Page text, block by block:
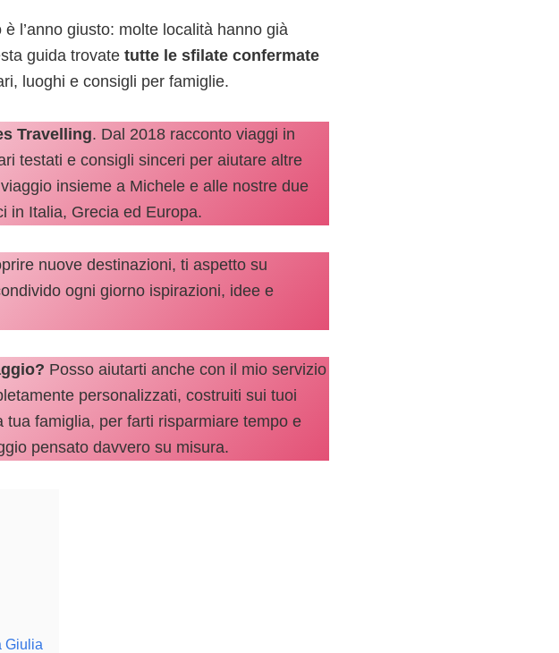
l’anno giusto: molte località hanno già
guida trovate tutte le sfilate confermate
luoghi e consigli per famiglie.
Travelling. Dal 2018 racconto viaggi in
testati e consigli sinceri per aiutare altre
insieme a Michele e alle nostre due
in Italia, Grecia ed Europa.
nuove destinazioni, ti aspetto su
ogni giorno ispirazioni, idee e
Posso aiutarti anche con il mio servizio
personalizzati, costruiti sui tuoi
famiglia, per farti risparmiare tempo e
pensato davvero su misura.
Giulia